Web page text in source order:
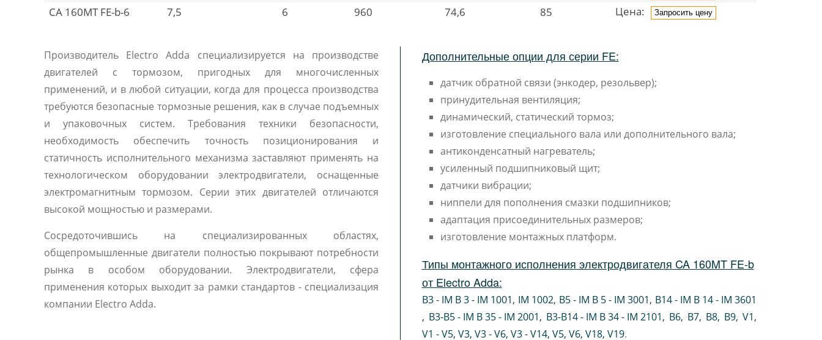
CA 160MT FE-b-6 7,5 6 960 74,6 85 Цена: Запросить цену
Производитель Electro Adda специализируется на производстве
двигателей с тормозом, пригодных для многочисленных
применений, и в любой ситуации, когда для процесса производства
требуются безопасные тормозные решения, как в случае подъемных
и упаковочных систем. Требования техники безопасности,
необходимость обеспечить точность позиционирования и
статичность исполнительного механизма заставляют применять на
технологическом оборудовании электродвигатели, оснащенные
электромагнитным тормозом. Серии этих двигателей отличаются
высокой мощностью и размерами.
Сосредоточившись на специализированных областях,
общепромышленные двигатели полностью покрывают потребности
рынка в особом оборудовании. Электродвигатели, сфера
применения которых выходит за рамки стандартов - специализация
компании Electro Adda.
Дополнительные опции для серии FE:
датчик обратной связи (энкодер, резольвер);
принудительная вентиляция;
динамический, статический тормоз;
изготовление специального вала или дополнительного вала;
антиконденсатный нагреватель;
усиленный подшипниковый щит;
датчики вибрации;
ниппели для пополнения смазки подшипников;
адаптация присоединительных размеров;
изготовление монтажных платформ.
Типы монтажного исполнения электродвигателя CA 160MT FE-b
от Electro Adda:
B3 - IM B 3 - IM 1001, IM 1002, B5 - IM B 5 - IM 3001, B14 - IM B 14 - IM 3601
, B3-B5 - IM B 35 - IM 2001, B3-B14 - IM B 34 - IM 2101, B6, B7, B8, B9, V1
V1 - V5, V3, V3 - V6, V3 - V14, V5, V6, V18, V19.